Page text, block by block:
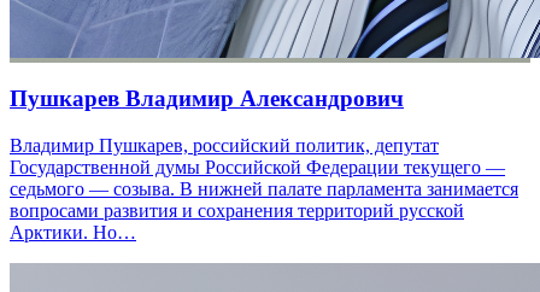
Пушкарев Владимир Александрович
Владимир Пушкарев, российский политик, депутат
Государственной думы Российской Федерации текущего —
седьмого — созыва. В нижней палате парламента занимается
вопросами развития и сохранения территорий русской
Арктики. Но…